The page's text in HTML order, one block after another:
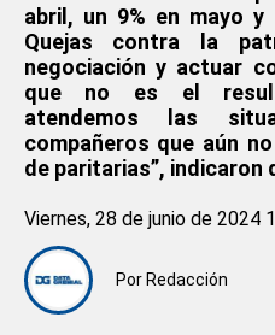
abril, un 9% en mayo y
Quejas contra la
negociación y actuar
que no es el
atendemos las
compañeros que aún
de paritarias”, indicaron
Por Redacción
Viernes, 28 de junio de 2024